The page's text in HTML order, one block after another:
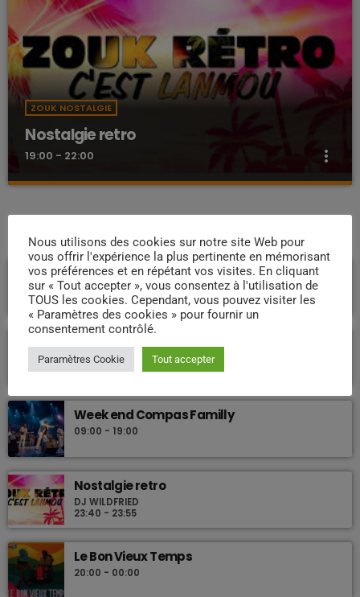
ZOUK NOSTALGIE
Nostalgie retro
19:00 - 22:00 more_vert
Les plus beaux Zouk des années 80
PROCHAINES ÉMISSIONS
La vie Jodi
10:00 - 12:00
Good afternoon
12:00 - 19:00
Week end Compas Familly
09:00 - 19:00
Nostalgie retro
DJ WILDFRIED
23:40 - 23:55
Le Bon Vieux Temps
20:00 - 00:00
Nous utilisons des cookies sur notre site Web pour
vous offrir l'expérience la plus pertinente en mémorisant
vos préférences et en répétant vos visites. En cliquant
sur « Tout accepter », vous consentez à l'utilisation de
TOUS les cookies. Cependant, vous pouvez visiter les
« Paramètres des cookies » pour fournir un
consentement contrôlé.
Paramètres Cookie Tout accepter